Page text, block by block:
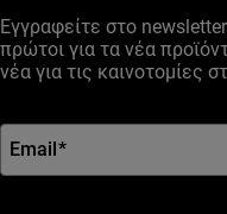
Εγγραφείτε στο
πρώτοι για τα νέα
νέα για τις καινοτομίες
Email *